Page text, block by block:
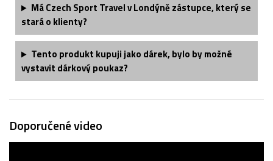
Má Czech Sport Travel v Londýně zástupce, který se
stará o klienty?
Tento produkt kupuji jako dárek, bylo by možné
vystavit dárkový poukaz?
Doporučené video